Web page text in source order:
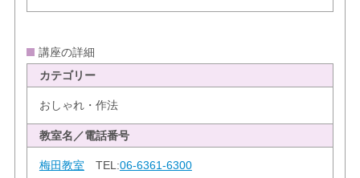
講座の詳細
カテゴリー
おしゃれ・作法
教室名／電話番号
梅田教室 TEL:06-6361-6300